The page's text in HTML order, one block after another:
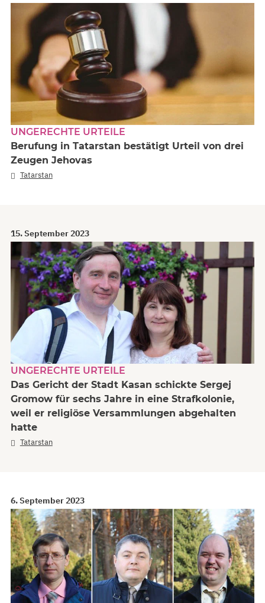
UNGERECHTE URTEILE
Berufung in Tatarstan bestätigt Urteil von drei
Zeugen Jehovas
Tatarstan
15. September 2023
UNGERECHTE URTEILE
Das Gericht der Stadt Kasan schickte Sergej
Gromow für sechs Jahre in eine Strafkolonie,
weil er religiöse Versammlungen abgehalten
hatte
Tatarstan
6. September 2023